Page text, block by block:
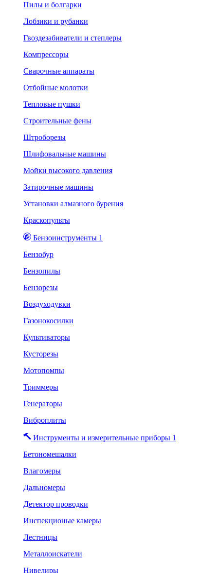
Пилы и болгарки
Лобзики и рубанки
Гвоздезабиватели и степлеры
Компрессоры
Сварочные аппараты
Отбойные молотки
Тепловые пушки
Строительные фены
Штроборезы
Шлифовальные машины
Мойки высокого давления
Затирочные машины
Установки алмазного бурения
Краскопульты
Бензоинструменты 1
Бензобур
Бензопилы
Бензорезы
Воздуходувки
Газонокосилки
Культиваторы
Кусторезы
Мотопомпы
Триммеры
Генераторы
Виброплиты
Инструменты и измерительные приборы 1
Бетономешалки
Влагомеры
Дальномеры
Детектор проводки
Инспекционые камеры
Лестницы
Металлоискатели
Нивелиры